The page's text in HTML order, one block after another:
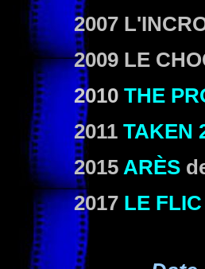
2007
2009 LE
2010 THE
2011 TAKEN
2015 ARÈS
2017 LE